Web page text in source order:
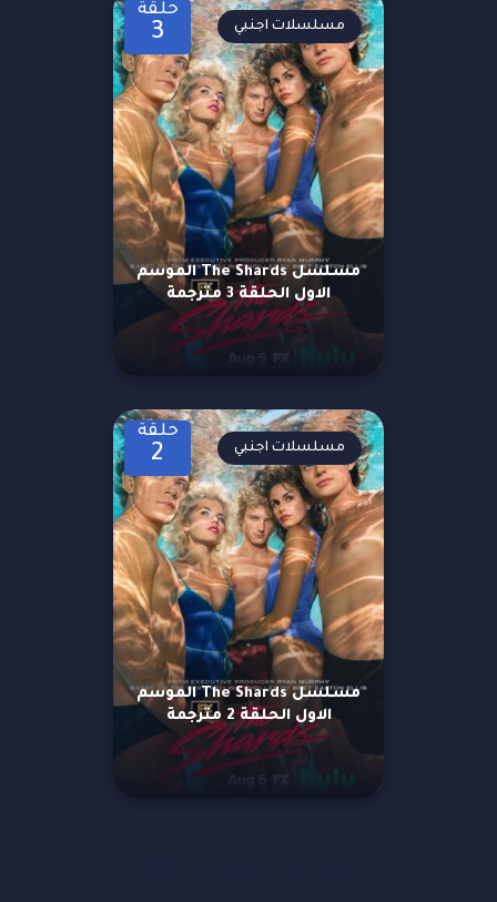
حلقة
3
مسلسل The Shards الموسم
الاول الحلقة 3 مترجمة
مسلسلات اجنبي
حلقة
2
مسلسل The Shards الموسم
الاول الحلقة 2 مترجمة
مسلسلات اجنبي